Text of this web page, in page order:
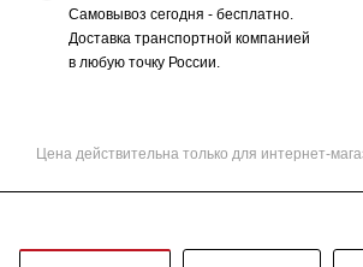
Самовывоз сегодня - бесплатно.
Доставка транспортной компанией
в любую точку России.
Цена действительна только для интернет-